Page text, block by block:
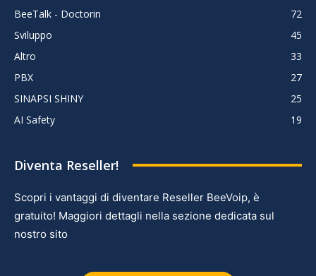
BeeTalk - Doctorin
72
Sviluppo
45
Altro
33
PBX
27
SINAPSI SHINY
25
AI Safety
19
Diventa Reseller!
Scopri i vantaggi di diventare Reseller BeeVoip, è
gratuito! Maggiori dettagli nella sezione dedicata sul
nostro sito